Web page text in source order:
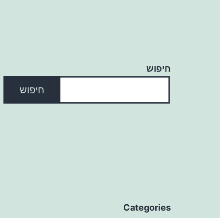
חיפוש
חיפוש
Categories